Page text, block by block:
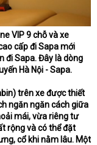
VIP 9 chỗ và xe
cấp đi Sapa mới
đi Sapa. Đây là dòng
Hà Nội - Sapa.
trên xe được thiết
ngăn ngăn cách giữa
mái, vừa riêng tư
rộng và có thể đặt
cổ khi nằm lâu. Một